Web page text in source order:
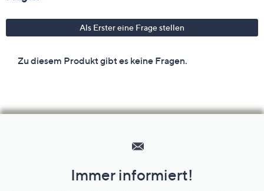
Unternehmensinformationen
Immer informiert!